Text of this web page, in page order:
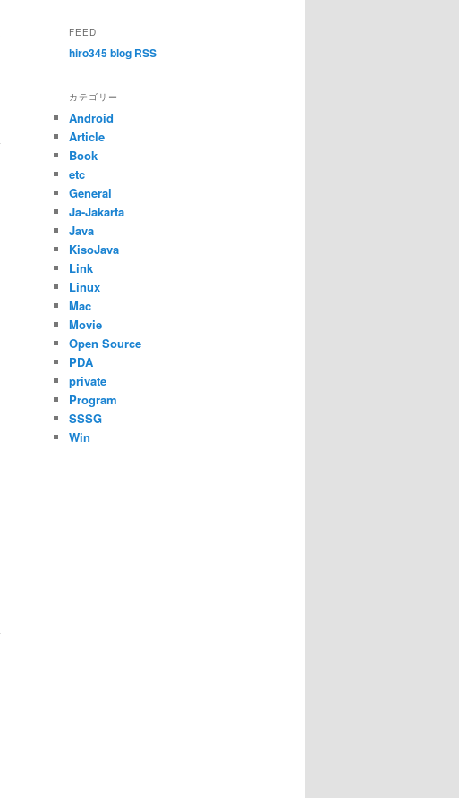
FEED
hiro345 blog RSS
カテゴリー
Android
Article
Book
etc
General
Ja-Jakarta
Java
KisoJava
Link
Linux
Mac
Movie
Open Source
PDA
private
Program
SSSG
Win